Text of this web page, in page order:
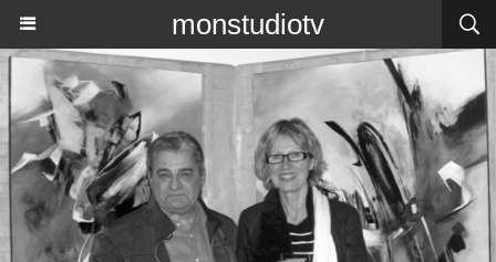
monstudiotv